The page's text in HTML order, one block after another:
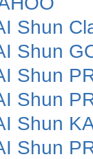
Shun
Shun
Shun
Shun
Shun
Shun